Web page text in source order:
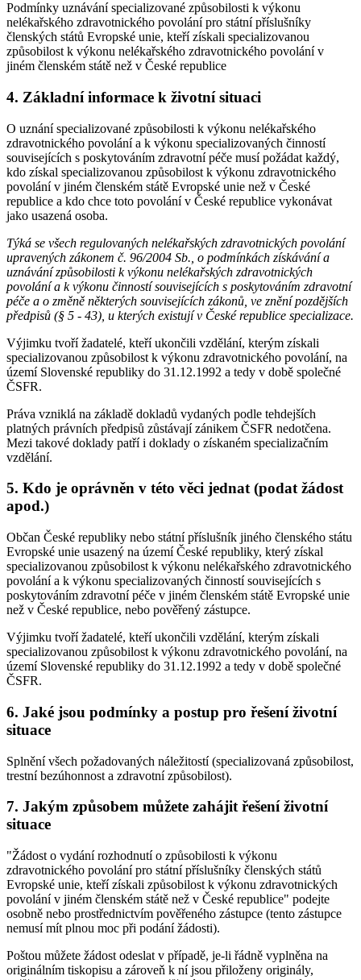
Podmínky uznávání specializované způsobilosti k výkonu
nelékařského zdravotnického povolání pro státní příslušníky
členských států Evropské unie, kteří získali specializovanou
způsobilost k výkonu nelékařského zdravotnického povolání v
jiném členském státě než v České republice
4. Základní informace k životní situaci
O uznání specializované způsobilosti k výkonu nelékařského
zdravotnického povolání a k výkonu specializovaných činností
souvisejících s poskytováním zdravotní péče musí požádat každý,
kdo získal specializovanou způsobilost k výkonu zdravotnického
povolání v jiném členském státě Evropské unie než v České
republice a kdo chce toto povolání v České republice vykonávat
jako usazená osoba.
Týká se všech regulovaných nelékařských zdravotnických povolání
upravených zákonem č. 96/2004 Sb., o podmínkách získávání a
uznávání způsobilosti k výkonu nelékařských zdravotnických
povolání a k výkonu činností souvisejících s poskytováním zdravotní
péče a o změně některých souvisejících zákonů, ve znění pozdějších
předpisů (§ 5 - 43), u kterých existují v České republice specializace.
Výjimku tvoří žadatelé, kteří ukončili vzdělání, kterým získali
specializovanou způsobilost k výkonu zdravotnického povolání, na
území Slovenské republiky do 31.12.1992 a tedy v době společné
ČSFR.
Práva vzniklá na základě dokladů vydaných podle tehdejších
platných právních předpisů zůstávají zánikem ČSFR nedotčena.
Mezi takové doklady patří i doklady o získaném specializačním
vzdělání.
5. Kdo je oprávněn v této věci jednat (podat žádost
apod.)
Občan České republiky nebo státní příslušník jiného členského státu
Evropské unie usazený na území České republiky, který získal
specializovanou způsobilost k výkonu nelékařského zdravotnického
povolání a k výkonu specializovaných činností souvisejících s
poskytováním zdravotní péče v jiném členském státě Evropské unie
než v České republice, nebo pověřený zástupce.
Výjimku tvoří žadatelé, kteří ukončili vzdělání, kterým získali
specializovanou způsobilost k výkonu zdravotnického povolání, na
území Slovenské republiky do 31.12.1992 a tedy v době společné
ČSFR.
6. Jaké jsou podmínky a postup pro řešení životní
situace
Splnění všech požadovaných náležitostí (specializovaná způsobilost,
trestní bezúhonnost a zdravotní způsobilost).
7. Jakým způsobem můžete zahájit řešení životní
situace
"Žádost o vydání rozhodnutí o způsobilosti k výkonu
zdravotnického povolání pro státní příslušníky členských států
Evropské unie, kteří získali způsobilost k výkonu zdravotnických
povolání v jiném členském státě než v České republice" podejte
osobně nebo prostřednictvím pověřeného zástupce (tento zástupce
nemusí mít plnou moc při podání žádosti).
Poštou můžete žádost odeslat v případě, je-li řádně vyplněna na
originálním tiskopisu a zároveň k ní jsou přiloženy originály,